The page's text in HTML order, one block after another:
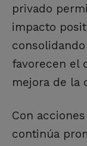
privado
impacto
favorecen el
mejora de la
Con
continúa